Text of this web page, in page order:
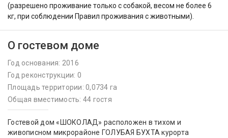
(разрешено проживание только с собакой, весом не более 6
кг, при соблюдении Правил проживания с животными).
О гостевом доме
Год основания: 2016
Год реконструкции: 0
Площадь территории: 0,0734 га
Общая вместимость: 44 гостя
Гостевой дом «ШОКОЛАД» расположен в тихом и
живописном микрорайоне ГОЛУБАЯ БУХТА курорта